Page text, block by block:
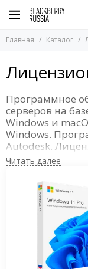
Microsoft Office
SQL Server
Autodesk
Adobe
Apple
Для бизнеса
Главная Каталог
Программное
серверов на
Windows и
Windows.
Autodesk.
поддержка.